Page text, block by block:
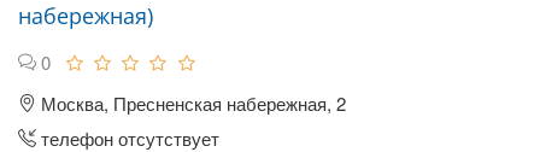
набережная)
0
Москва, Пресненская набережная, 2
телефон отсутствует